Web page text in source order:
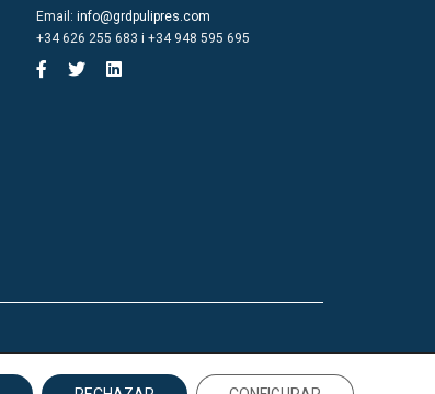
Email: info@grdpulipres.com
+34 626 255 683 i +34 948 595 695